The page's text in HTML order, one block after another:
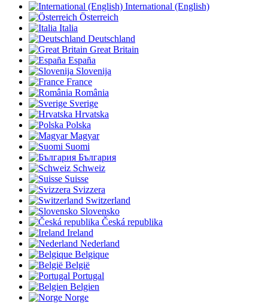
International (English)
Österreich
Italia
Deutschland
Great Britain
España
Slovenija
France
România
Sverige
Hrvatska
Polska
Magyar
Suomi
България
Schweiz
Suisse
Svizzera
Switzerland
Slovensko
Česká republika
Ireland
Nederland
Belgique
België
Portugal
Belgien
Norge